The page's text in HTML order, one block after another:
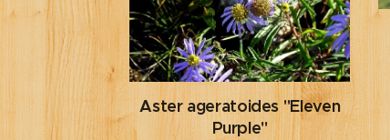
Aster ageratoides "Eleven
Purple"